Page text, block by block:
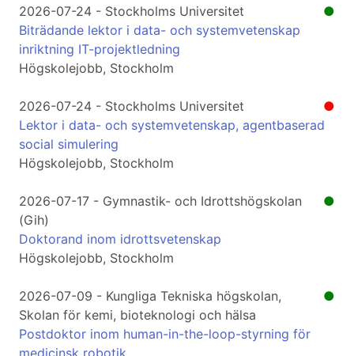
●
2026-07-24 - Stockholms Universitet
Biträdande lektor i data- och systemvetenskap
inriktning IT-projektledning
Högskolejobb, Stockholm
●
2026-07-24 - Stockholms Universitet
Lektor i data- och systemvetenskap, agentbaserad
social simulering
Högskolejobb, Stockholm
●
2026-07-17 - Gymnastik- och Idrottshögskolan
(Gih)
Doktorand inom idrottsvetenskap
Högskolejobb, Stockholm
●
2026-07-09 - Kungliga Tekniska högskolan,
Skolan för kemi, bioteknologi och hälsa
Postdoktor inom human-in-the-loop-styrning för